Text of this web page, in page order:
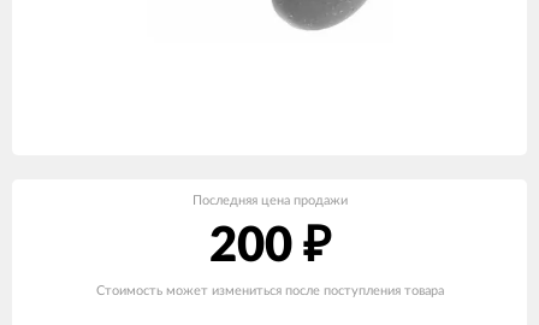
Последняя цена продажи
200 ₽
Стоимость может измениться после поступления товара